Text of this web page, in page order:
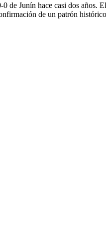
de Junín hace casi dos
de un patrón